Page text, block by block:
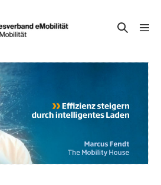
Suche-